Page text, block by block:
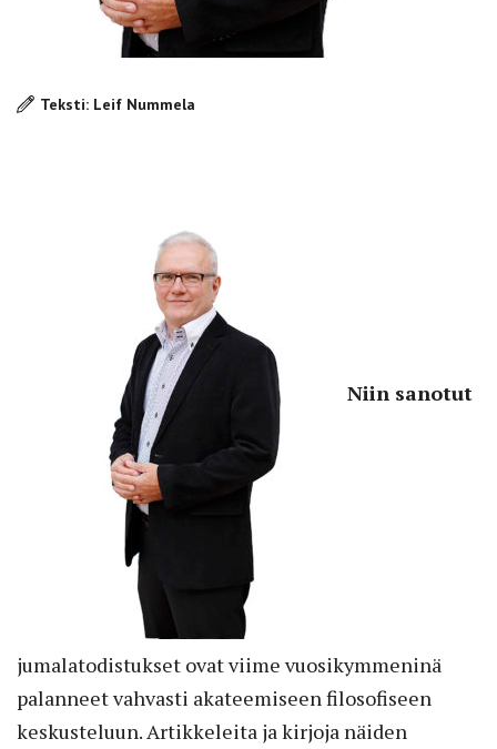
Teksti: Leif Nummela
Niin sanotut
jumalatodistukset ovat viime vuosikymmeninä
palanneet vahvasti akateemiseen filosofiseen
keskusteluun. Artikkeleita ja kirjoja näiden